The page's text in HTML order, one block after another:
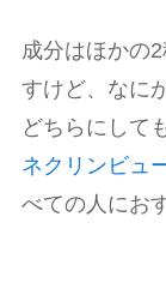
成分はほかの
すけど、なに
どちらにしても
ネクリンビュ
べての人にお